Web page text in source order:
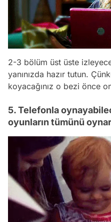
2-3 bölüm üst üste
yanınızda hazır tutun.
koyacağınız o bezi önce
5. Telefonla
oyunların tümünü